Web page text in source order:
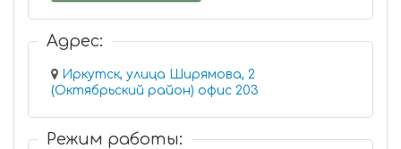
Адрес:
Иркутск, улица Ширямова, 2
(Октябрьский район) офис 203
Режим работы: